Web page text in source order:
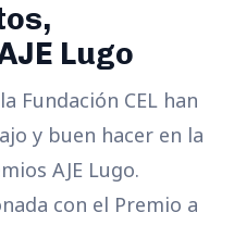
Lugo
Fundación CEL han
y buen hacer en la
AJE Lugo.
con el Premio a